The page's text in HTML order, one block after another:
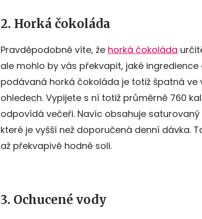
2. Horká čokoláda
Pravděpodobně víte, že horká čokoláda
ale mohlo by vás překvapit, jaké ingredience
podávaná horká čokoláda je totiž špatná ve
ohledech. Vypijete s ní totiž průměrně 760
odpovídá večeři. Navíc obsahuje
které je vyšší než doporučená denní dávka.
až překvapivě hodně soli.
3. Ochucené vody